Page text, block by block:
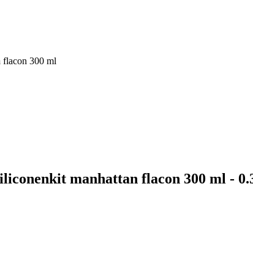
flacon 300 ml
manhattan flacon 300 ml -